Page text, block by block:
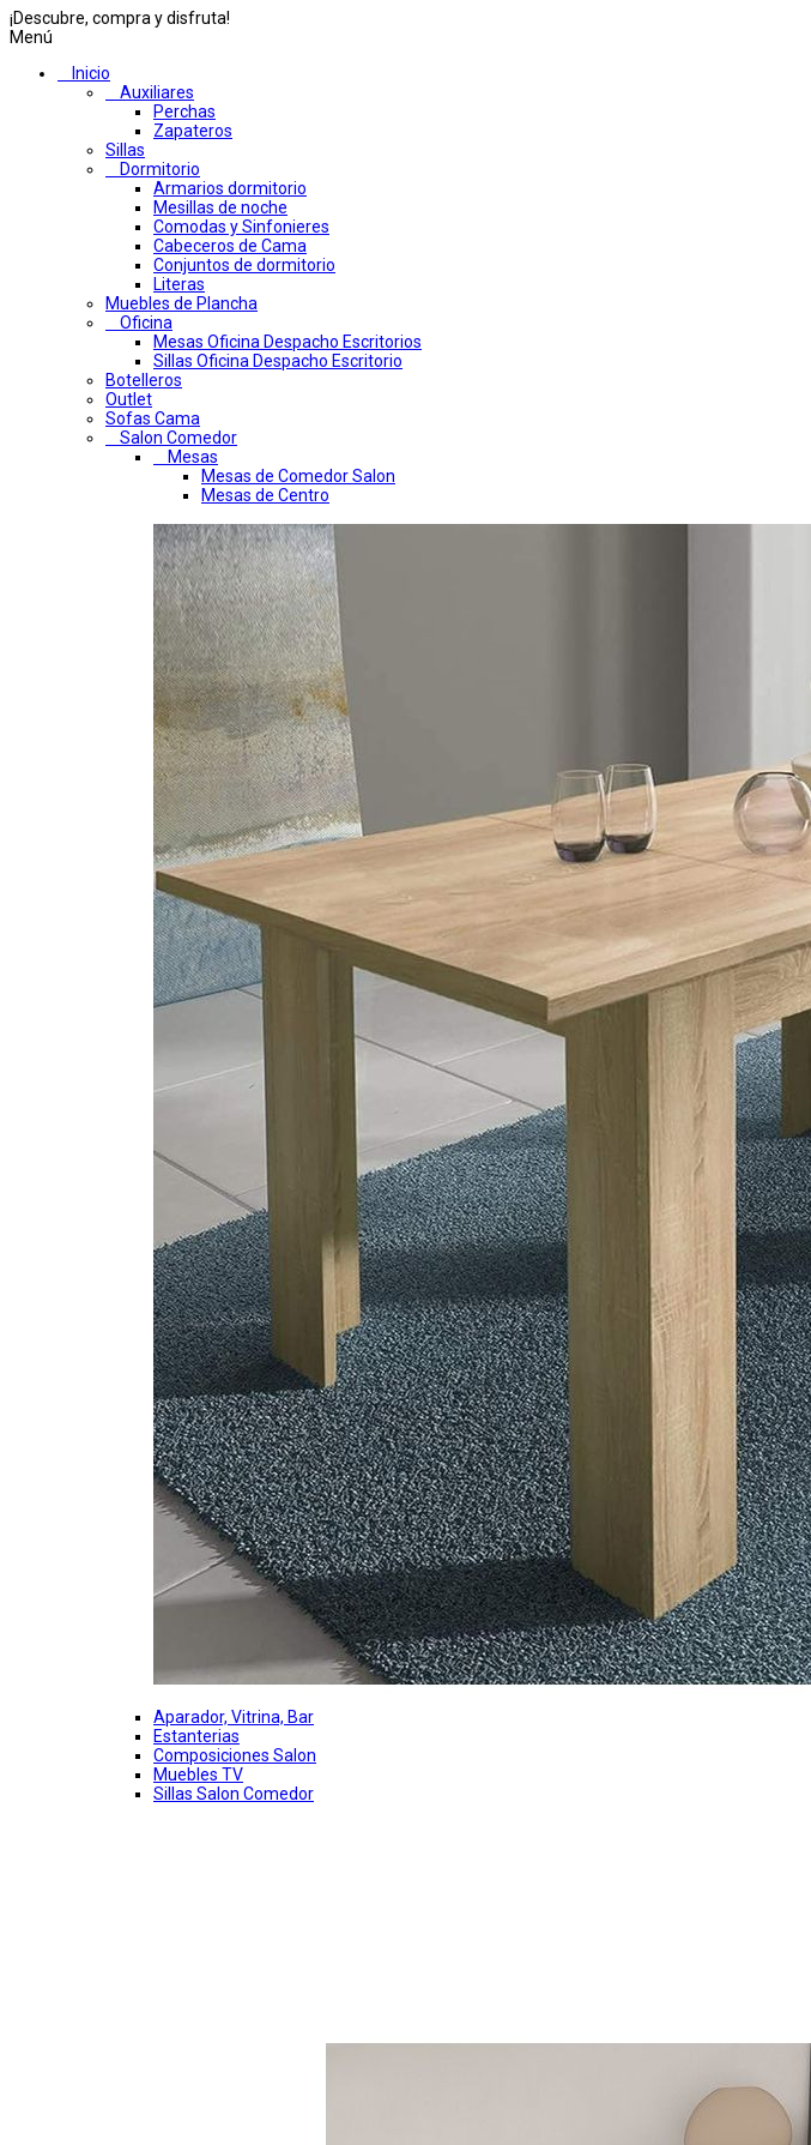
¡Descubre, compra y disfruta!
Menú
Inicio
Auxiliares
Perchas
Zapateros
Sillas
Dormitorio
Armarios dormitorio
Mesillas de noche
Comodas y Sinfonieres
Cabeceros de Cama
Conjuntos de dormitorio
Literas
Muebles de Plancha
Oficina
Mesas Oficina Despacho Escritorios
Sillas Oficina Despacho Escritorio
Botelleros
Outlet
Sofas Cama
Salon Comedor
Mesas
Mesas de Comedor Salon
Mesas de Centro
Aparador, Vitrina, Bar
Estanterias
Composiciones Salon
Muebles TV
Sillas Salon Comedor